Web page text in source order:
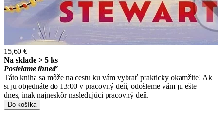
15,60 €
Na sklade > 5 ks
Posielame ihneď
Táto kniha sa môže na cestu ku vám vybrať prakticky okamžite! Ak
si ju objednáte do 13:00 v pracovný deň, odošleme vám ju ešte
dnes, inak najneskôr nasledujúci pracovný deň.
Do košíka